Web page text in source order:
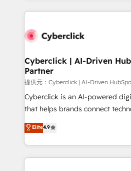
website, or build your new one.
Cyberclick | AI-Driven
Partner
提供元：Cyberclick | AI-Driven
Cyberclick is an AI-powered
that helps brands connect
creativity to achieve
Barcelona and operating across
the UK, we support global
smarter marketing, sales, and
Elite4.9